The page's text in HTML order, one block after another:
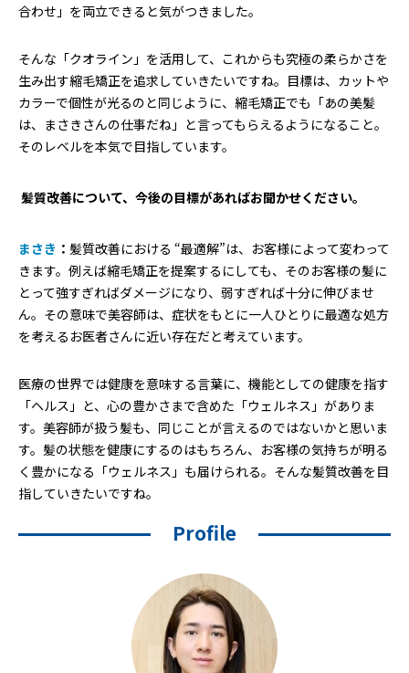
合わせ」を両立できると気がつきました。
そんな「クオライン」を活用して、これからも究極の柔らかさを
生み出す縮毛矯正を追求していきたいですね。目標は、カットや
カラーで個性が光るのと同じように、縮毛矯正でも「あの美髪
は、まさきさんの仕事だね」と言ってもらえるようになること。
そのレベルを本気で目指しています。
―― 髪質改善について、今後の目標があればお聞かせください。
まさき ： 髪質改善における “最適解”は、お客様によって変わって
きます。例えば縮毛矯正を提案するにしても、そのお客様の髪に
とって強すぎればダメージになり、弱すぎれば十分に伸びませ
ん。その意味で美容師は、症状をもとに一人ひとりに最適な処方
を考えるお医者さんに近い存在だと考えています。
医療の世界では健康を意味する言葉に、機能としての健康を指す
「ヘルス」と、心の豊かさまで含めた「ウェルネス」がありま
す。美容師が扱う髪も、同じことが言えるのではないかと思いま
す。髪の状態を健康にするのはもちろん、お客様の気持ちが明る
く豊かになる「ウェルネス」も届けられる。そんな髪質改善を目
指していきたいですね。
Profile